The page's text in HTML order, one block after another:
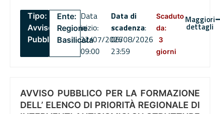
Tipo:
Avviso
Pubblico
Ente:
Regione
Basilicata
Data
inizio:
22/07/2026
09:00
Data di
scadenza:
06/08/2026
23:59
Scaduto
da:
3
giorni
Maggiori
dettagli
AVVISO PUBBLICO PER LA FORMAZIONE
DELL’ ELENCO DI PRIORITÀ REGIONALE DI